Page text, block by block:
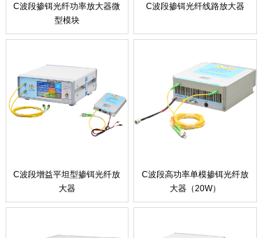
C波段掺铒光纤功率放大器微
型模块
C波段掺铒光纤线路放大器
C波段增益平坦型掺铒光纤放
大器
C波段高功率单模掺铒光纤放
大器（20W）